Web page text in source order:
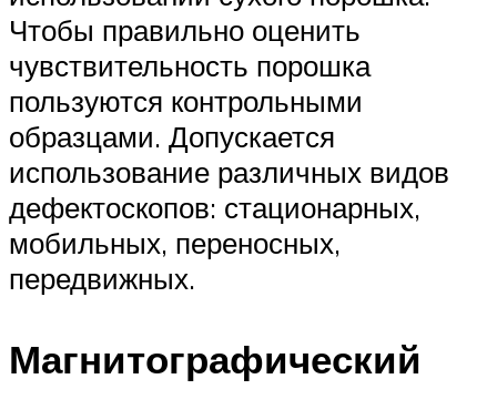
Чтобы правильно оценить
чувствительность порошка
пользуются контрольными
образцами. Допускается
использование различных видов
дефектоскопов: стационарных,
мобильных, переносных,
передвижных.
Магнитографический